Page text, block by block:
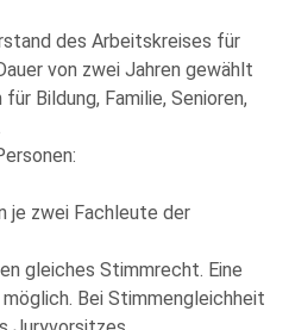
des Arbeitskreises für
von zwei Jahren gewählt
Bildung, Familie, Senioren,
je zwei Fachleute der
gleiches Stimmrecht. Eine
Bei Stimmengleichheit